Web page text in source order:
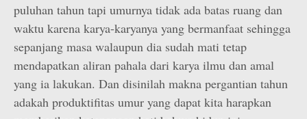
puluhan tahun tapi umurnya tidak ada batas ruang dan
waktu karena karya-karyanya yang bermanfaat sehingga
sepanjang masa walaupun dia sudah mati tetap
mendapatkan aliran pahala dari karya ilmu dan amal
yang ia lakukan. Dan disinilah makna pergantian tahun
adakah produktifitas umur yang dapat kita harapkan